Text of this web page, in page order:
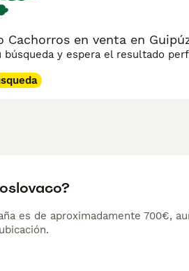
Cachorros en venta en
y espera el resultado
es de aproximadamente 700€,